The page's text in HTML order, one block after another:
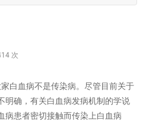
次
白血病不是传染病。尽管目前关于
明确，有关白血病发病机制的学说
病患者密切接触而传染上白血病